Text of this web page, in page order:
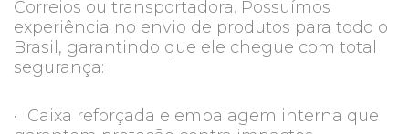
Correios ou transportadora. Possuímos
experiência no envio de produtos para todo o
Brasil, garantindo que ele chegue com total
segurança:
• Caixa reforçada e embalagem interna que